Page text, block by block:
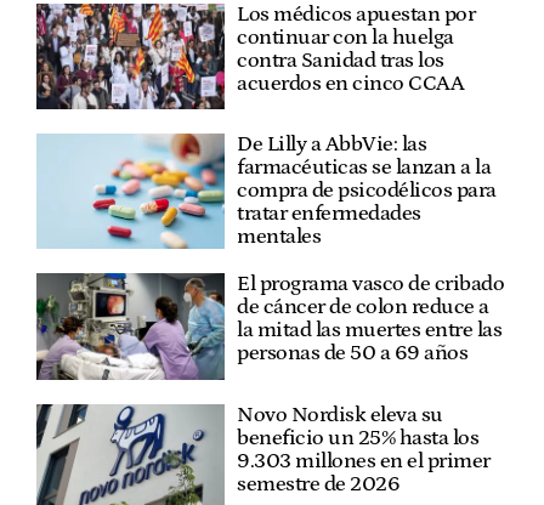
Los médicos apuestan por
continuar con la huelga
contra Sanidad tras los
acuerdos en cinco CCAA
De Lilly a AbbVie: las
farmacéuticas se lanzan a la
compra de psicodélicos para
tratar enfermedades
mentales
El programa vasco de cribado
de cáncer de colon reduce a
la mitad las muertes entre las
personas de 50 a 69 años
Novo Nordisk eleva su
beneficio un 25% hasta los
9.303 millones en el primer
semestre de 2026